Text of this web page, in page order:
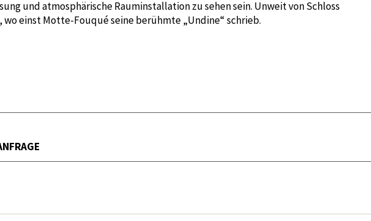
und atmosphärische Rauminstallation zu sehen sein. Unweit von Schloss
wo einst Motte-Fouqué seine berühmte „Undine“ schrieb.